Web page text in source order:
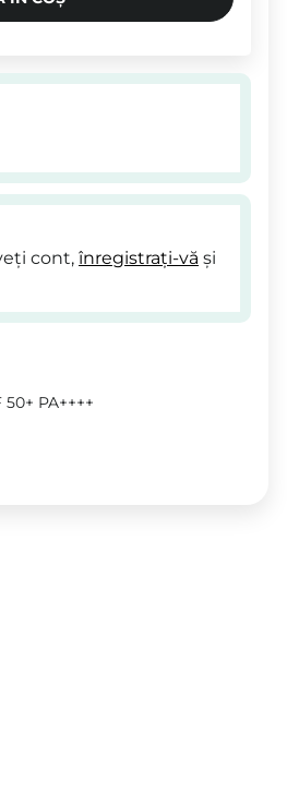
cont, înregistrați-vă și
PA++++